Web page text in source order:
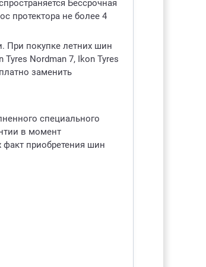
Бессрочная
протектора не более 4
При покупке летних шин
Tyres Nordman 7, Ikon Tyres
заменить
специального
в момент
приобретения шин